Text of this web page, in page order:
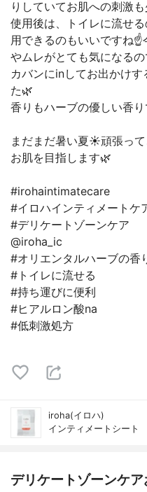
りしていてお肌への刺激
使用後は、トイレに流せ
用できるのもいいですね☝️
やムレがとても気になる
カバンにinしてお出かけ
た🌿
香りもハーブの優しい香
まだまだ暑い夏☀️頑張っ
お肌を目指します🌿
#irohaintimatecare
#イロハインティメートケ
#デリケートゾーンケア
@iroha_ic
#オリエンタルハーブの香
#トイレに流せる
#持ち運びに便利
#ヒアルロン酸na
#低刺激処方
iroha(イロハ)
インティメートシート
デリケートゾーンケ